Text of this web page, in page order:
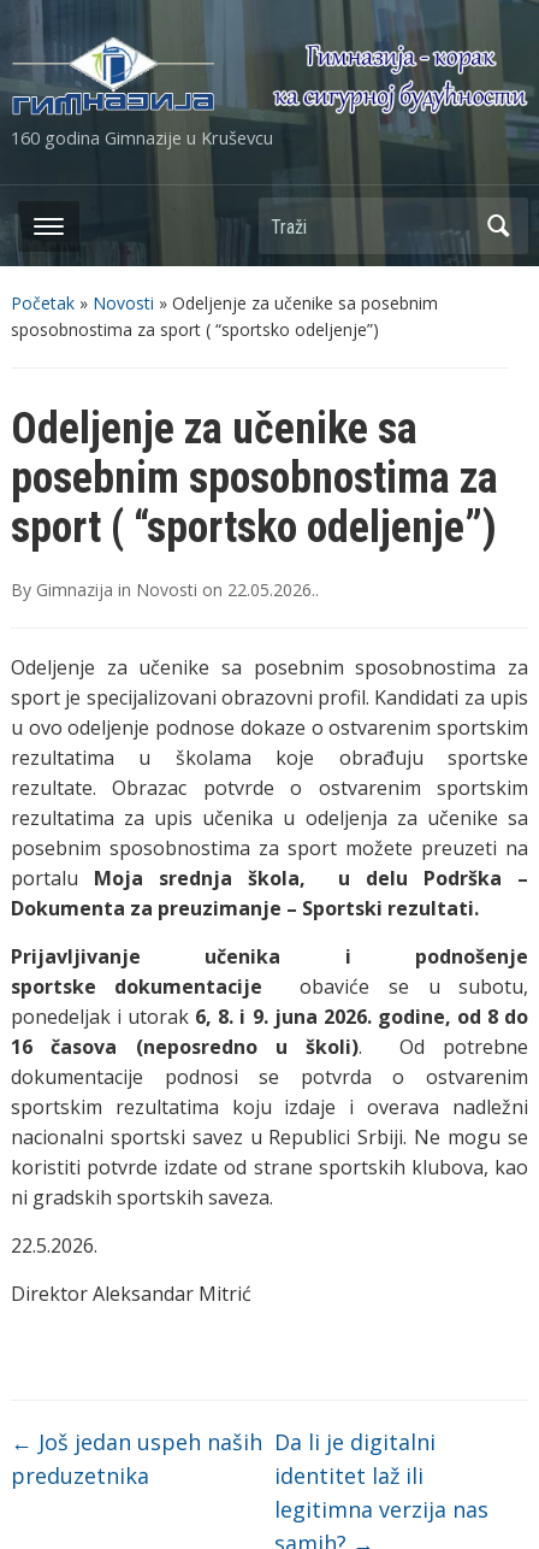
160 godina Gimnazije u Kruševcu
Početak» Novosti » Odeljenje za učenike sa posebnim
sposobnostima za sport ( “sportsko odeljenje”)
Odeljenje za učenike sa
posebnim sposobnostima za
sport ( “sportsko odeljenje”)
By Gimnazija in Novosti on 22.05.2026..
Odeljenje za učenike sa posebnim sposobnostima za
sport je specijalizovani obrazovni profil. Kandidati za upis
u ovo odeljenje podnose dokaze o ostvarenim sportskim
rezultatima u školama koje obrađuju sportske
rezultate.Obrazac potvrde o ostvarenim sportskim
rezultatima za upis učenika u odeljenja za učenike sa
posebnim sposobnostima za sport možete preuzeti na
portalu Moja srednja škola, u delu Podrška –
Dokumenta za preuzimanje – Sportski rezultati.
Prijavljivanje učenika i podnošenje
sportske
dokumentacije obaviće se u subotu,
ponedeljak i utorak 6, 8. i 9. juna 2026. godine, od 8 do
16 časova (neposredno u školi). Od potrebne
dokumentacije podnosi se potvrda o ostvarenim
sportskim rezultatima koju izdaje i overava nadležni
nacionalni sportski savez u Republici Srbiji. Ne mogu se
koristiti potvrde izdate od strane sportskih klubova, kao
ni gradskih sportskih saveza.
22.5.2026.
DirektorAleksandar Mitrić
← Još jedan uspeh naših
preduzetnika
Da li je digitalni
identitet laž ili
legitimna verzija nas
samih? →